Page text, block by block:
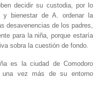
decidir su custodia, por lo
y bienestar de A. ordenar la
desavenencias de los padres,
para la niña, porque estaría
sobra la cuestión de fondo.
es la ciudad de Comodoro
una vez más de su entorno